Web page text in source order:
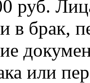
руб.
в брак,
или